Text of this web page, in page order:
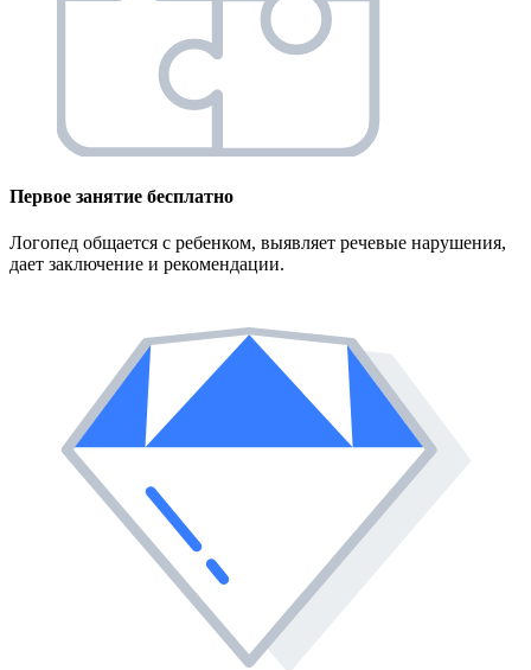
Первое занятие бесплатно
Логопед общается с ребенком, выявляет речевые нарушения,
дает заключение и рекомендации.